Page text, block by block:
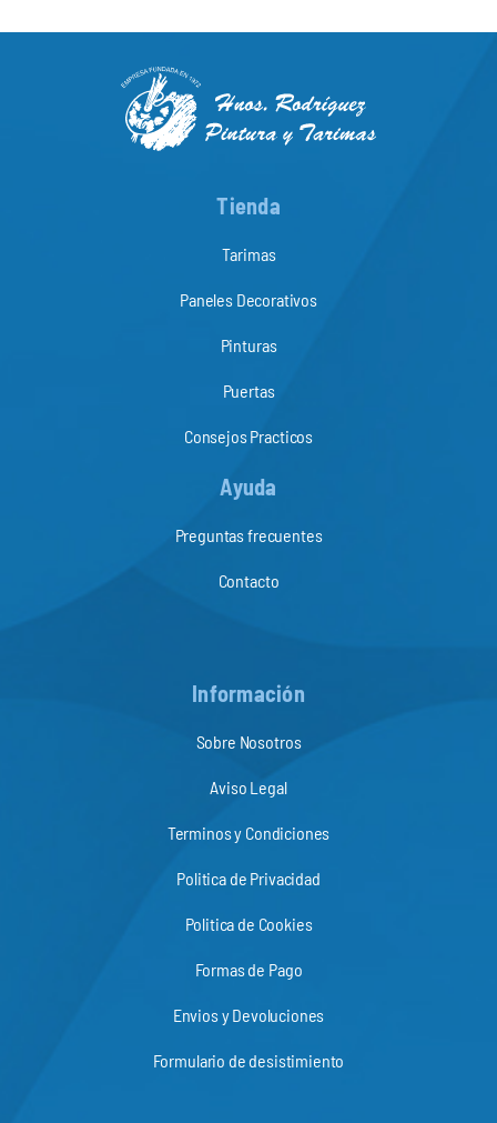
Tienda
Tarimas
Paneles Decorativos
Pinturas
Puertas
Consejos Practicos
Ayuda
Preguntas frecuentes
Contacto
Información
Sobre Nosotros
Aviso Legal
Terminos y Condiciones
Politica de Privacidad
Politica de Cookies
Formas de Pago
Envios y Devoluciones
Formulario de desistimiento